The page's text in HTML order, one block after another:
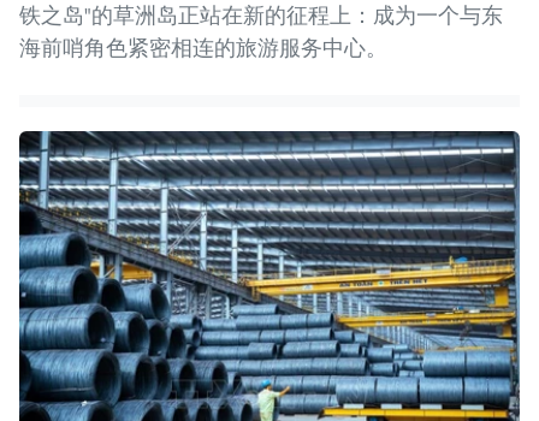
铁之岛"的草洲岛正站在新的征程上：成为一个与东
海前哨角色紧密相连的旅游服务中心。